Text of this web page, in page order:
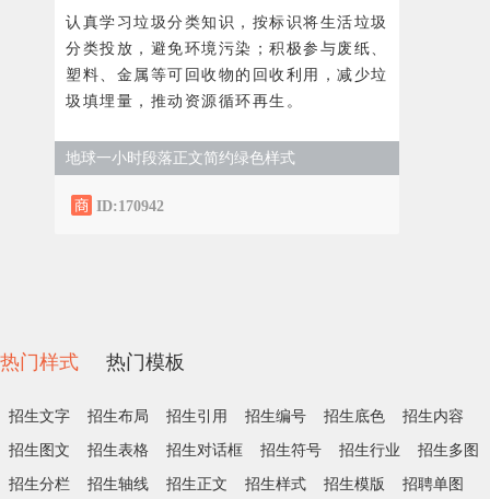
认真学习垃圾分类知识，按标识将生活垃圾
分类投放，避免环境污染；积极参与废纸、
塑料、金属等可回收物的回收利用，减少垃
圾填埋量，推动资源循环再生。
地球一小时段落正文简约绿色样式
ID:170942
热门样式 热门模板
招生文字 招生布局 招生引用 招生编号 招生底色 招生内容
招生图文 招生表格 招生对话框 招生符号 招生行业 招生多图
招生分栏 招生轴线 招生正文 招生样式 招生模版 招聘单图